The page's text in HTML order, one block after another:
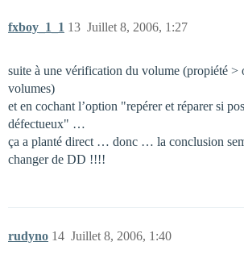
fxboy_1_1 Juillet 8, 2006, 1:27
13
suite à une vérification du volume (propiété
volumes)
et en cochant l’option "repérer et réparer si
défectueux" …
ça a planté direct … donc … la conclusion
changer de DD !!!!
rudyno Juillet 8, 2006, 1:40
14